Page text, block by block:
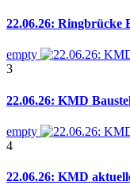
22.06.26: Ringbrücke
empty
3
22.06.26: KMD
empty
4
22.06.26: KMD